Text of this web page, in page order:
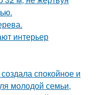
интерьер
спокойное и
молодой семьи,